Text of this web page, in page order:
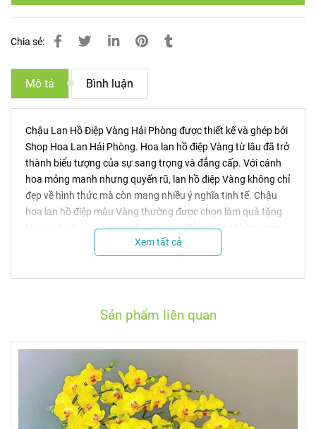
Chia sẻ:
Mô tả Bình luận
Chậu Lan Hồ Điệp Vàng Hải Phòng được thiết kế và ghép bởi
Shop Hoa Lan Hải Phòng. Hoa lan hồ điệp Vàng từ lâu đã trở
thành biểu tượng của sự sang trọng và đẳng cấp. Với cánh
hoa mỏng manh nhưng quyến rũ, lan hồ điệp Vàng không chỉ
đẹp về hình thức mà còn mang nhiều ý nghĩa tinh tế. Chậu
hoa lan hồ điệp màu Vàng thường được chọn làm quà tặng
trong các dịp quan trọng hoặc dùng để trang trí không gian
sống, làm việc, thể hiện sự thịnh vượng và may mắn.
nổi bật giữa đám đông.
Không những vậy, màu vàng đã được giới quý tộc yêu thích
từ xa xưa, mang đến cảm giác giàu sang, phú quý khi trưng
bày. Vì vậy, quà tặng sinh nhật lan hồ điệp vàng sẽ giúp
người nhận gặp nhiều tài lộc, phú quý và hạnh phúc trong
những dịp sinh nhật.
Xem tất cả
Sản phẩm liên quan